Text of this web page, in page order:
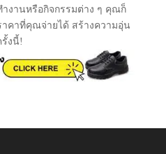
ำงานหรือกิจกรรมต่าง ๆ คุณก็
คาที่คุณจ่ายได้ สร้างความอุ่น
งนี้!